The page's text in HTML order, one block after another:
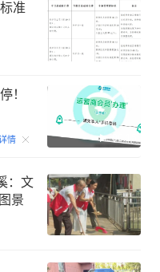
准
！
情 00:15
：文
景